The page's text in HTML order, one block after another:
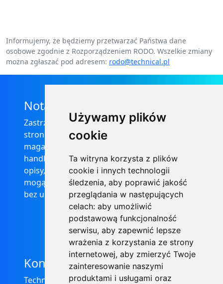
Używamy plików
cookie
Ta witryna korzysta z plików
cookie i innych technologii
śledzenia, aby poprawić jakość
przeglądania w następujących
celach: aby umożliwić
podstawową funkcjonalność
serwisu, aby zapewnić lepsze
wrażenia z korzystania ze strony
internetowej, aby zmierzyć Twoje
zainteresowanie naszymi
produktami i usługami oraz
Informujemy, że będziemy przetwarzać Państwa dane
osobowe zgodnie z Rozporządzeniem RODO. Wszelkie zmiany
można zgłaszać pod adresem: rodo@technical.pl
Nota prawna
Zastrzega się, że informacje zamieszczone na
stronie internetowej https://informator-
magazynowy.technical.pl/ nie stanowią oferty
handlowej w rozumieniu prawa, ponadto
opisy, dane techniczne i pozostałe informacje
mogą ulec zmianie bez podania przyczyny i
bez uprzedzenia.
Kontakt
Technical Grzegorz Tęgos